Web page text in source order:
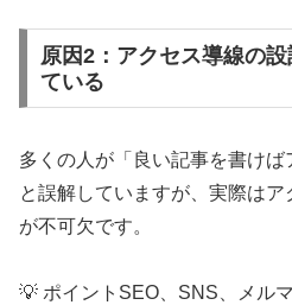
原因2：アクセス導線の
ている
多くの人が「良い記事を書けば
と誤解していますが、実際は
が不可欠です。
💡 ポイント SEO、SNS、メル